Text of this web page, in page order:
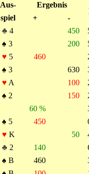
Aus- Ergebnis
spiel +
-
♣ 4 450
♠ 3 200
♥ 5 460
♠ 3 630
♥ A 100
♠ 2 150
60 %
♠ 5 450
♥ K 50
♣ 2 140
♠ B 460